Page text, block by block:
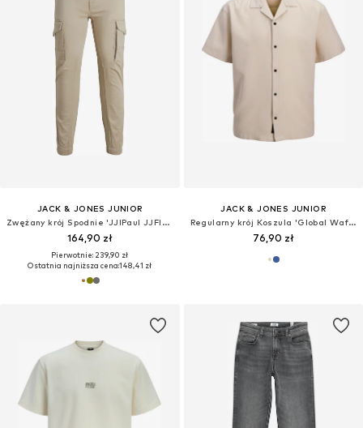
JACK & JONES JUNIOR
Zwężany krój Spodnie 'JJIPaul JJFlake'
164,90 zł
Pierwotnie: 239,90 zł
Ostatnia najniższa cena:148,41 zł
JACK & JONES JUNIOR
Regularny krój Koszula 'Global Waffle Resort'
76,90 zł